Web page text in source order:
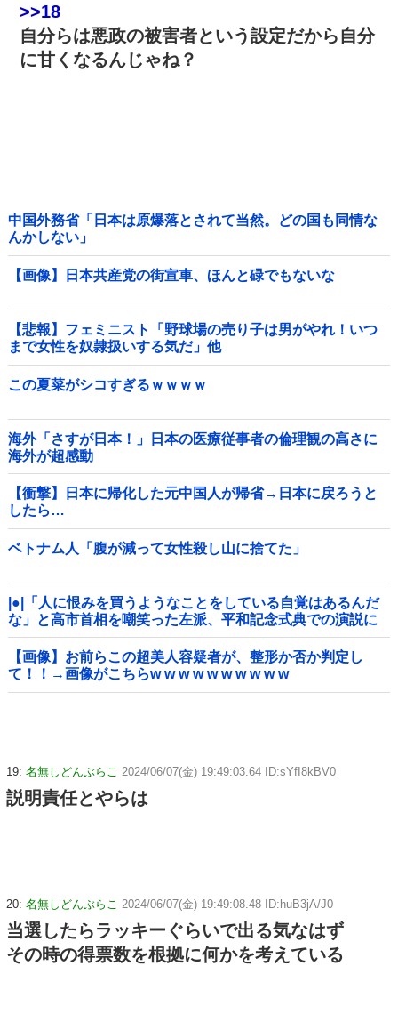
>>18
自分らは悪政の被害者という設定だから自分
に甘くなるんじゃね？
中国外務省「日本は原爆落とされて当然。どの国も同情な
んかしない」
【画像】日本共産党の街宣車、ほんと碌でもないな
【悲報】フェミニスト「野球場の売り子は男がやれ！いつ
まで女性を奴隷扱いする気だ」他
この夏菜がシコすぎるｗｗｗｗ
海外「さすが日本！」日本の医療従事者の倫理観の高さに
海外が超感動
【衝撃】日本に帰化した元中国人が帰省→日本に戻ろうと
したら…
ベトナム人「腹が減って女性殺し山に捨てた」
|●|「人に恨みを買うようなことをしている自覚はあるんだ
な」と高市首相を嘲笑った左派、平和記念式典での演説に
ケチを付けるも……
【画像】お前らこの超美人容疑者が、整形か否か判定し
て！！→画像がこちらw w w w w w w w w w
19: 名無しどんぶらこ 2024/06/07(金) 19:49:03.64 ID:sYfI8kBV0
説明責任とやらは
20: 名無しどんぶらこ 2024/06/07(金) 19:49:08.48 ID:huB3jA/J0
当選したらラッキーぐらいで出る気なはず
その時の得票数を根拠に何かを考えている